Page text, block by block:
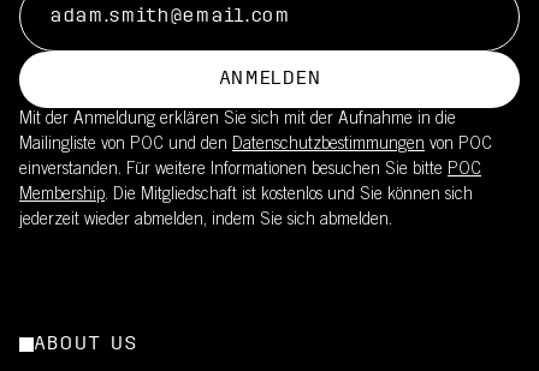
ANMELDEN
Mit der Anmeldung erklären Sie sich mit der Aufnahme in die
Mailingliste von POC und den Datenschutzbestimmungen von POC
einverstanden. Für weitere Informationen besuchen Sie bitte POC
Membership. Die Mitgliedschaft ist kostenlos und Sie können sich
jederzeit wieder abmelden, indem Sie sich abmelden.
ABOUT US